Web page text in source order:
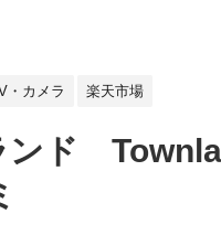
・カメラ 楽天市場
ンド